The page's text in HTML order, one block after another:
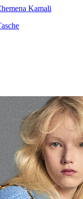
Kamali